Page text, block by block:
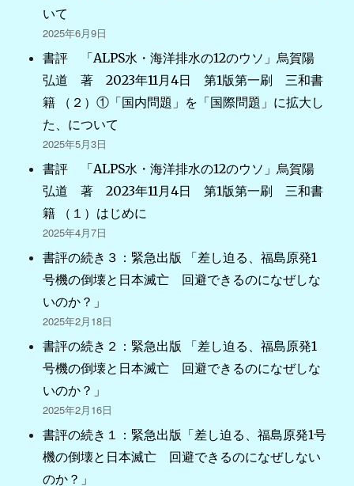
ンいて
2025年6月9日
書評 「ALPS水・海洋排水の12のウソ」烏賀陽
弘道 著 2023年11月4日 第1版第一刷 三和書
籍 （２）①「国内問題」を「国際問題」に拡大し
た、について
2025年5月3日
書評 「ALPS水・海洋排水の12のウソ」烏賀陽
弘道 著 2023年11月4日 第1版第一刷 三和書
籍 （１）はじめに
2025年4月7日
書評の続き３：緊急出版 「差し迫る、福島原発1
号機の倒壊と日本滅亡 回避できるのになぜしな
いのか？」
2025年2月18日
書評の続き２：緊急出版 「差し迫る、福島原発1
号機の倒壊と日本滅亡 回避できるのになぜしな
いのか？」
2025年2月16日
書評の続き１：緊急出版「差し迫る、福島原発1号
機の倒壊と日本滅亡 回避できるのになぜしない
のか？」